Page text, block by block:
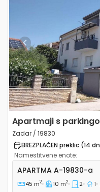
Previous
Apartmaji s
Zadar / 19830
BREZPLAČEN preklic (14
Namestitvene enote:
Dvosobni apartma
APARTMA A-19830-a
45 m2 10 m2 2 1